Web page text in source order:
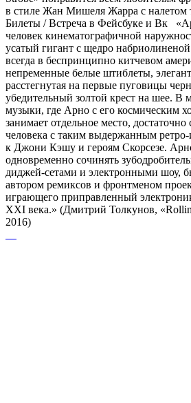
в стиле Жан Мишеля Жарра с налетом
Билеты / Встреча в Фейсбуке и Вк
человек кинематографичной
усатый гигант с щедро
всегда в беспринципно китчевом
непременные белые штиблеты,
расстегнутая на первые пуговицы
убедительный золтой крест на шее. В
музыки, где Арно с его космическим
занимает отдельное место, достаточно
человека с таким выдержанным
к Джони Кэшу и героям Скорсезе.
одновременно сочинять
диджей-сетами и электронными шоу,
автором ремиксов и фронтменом
играющего приправленный
XXI века.» (Дмитрий Толкунов,
2016)